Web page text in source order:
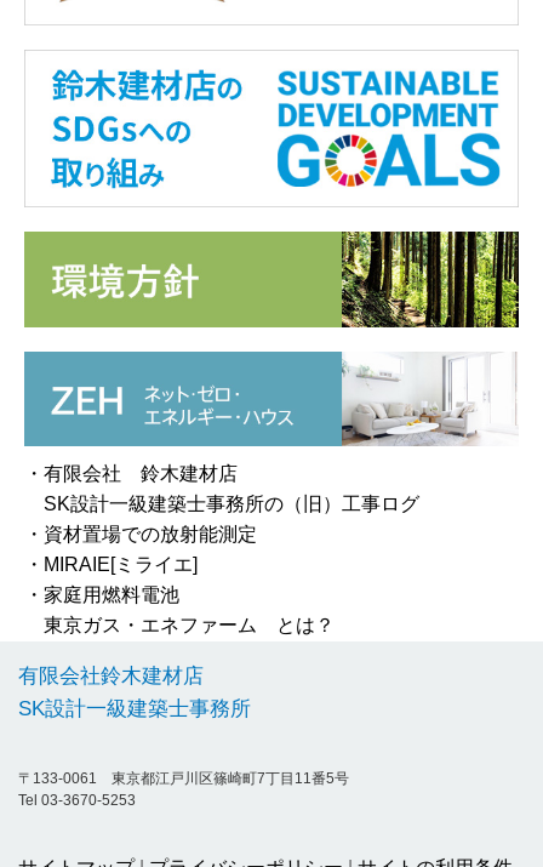
・有限会社 鈴木建材店
SK設計一級建築士事務所の（旧）工事ログ
・資材置場での放射能測定
・MIRAIE[ミライエ]
・家庭用燃料電池
東京ガス・エネファーム とは？
有限会社鈴木建材店
SK設計一級建築士事務所
〒133-0061 東京都江戸川区篠崎町7丁目11番5号
Tel 03-3670-5253